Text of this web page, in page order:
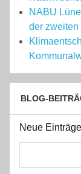
NABU
der
BLOG-
Neue